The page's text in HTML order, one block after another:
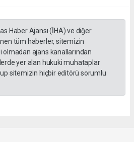
Haber Ajansı (İHA) ve diğer
tüm haberler, sitemizin
ajans kanallarından
yer alan hukuki muhataplar
sitemizin hiçbir editörü sorumlu